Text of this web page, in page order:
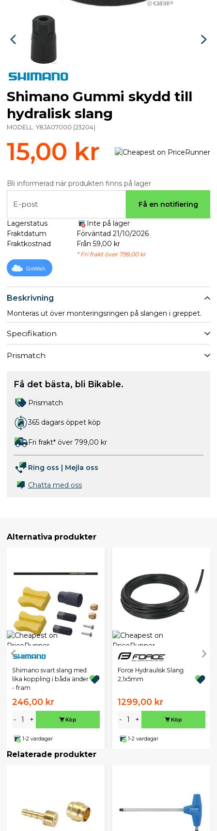
Beskrivning
Monteras ut över monteringsringen på slangen i greppet.
Specifikation
Prismatch
Shimano Gummi skydd till
hydralisk slang
MODELL: Y8JA07000 (23204)
15,00 kr
Bli informerad när produkten finns på lager
E-post Få en notifiering
Lagerstatus
Inte på lager
Fraktdatum
Förväntad 21/10/2026
Fraktkostnad
Från 59,00 kr
* Fri frakt över 799,00 kr
GoWish
Få det bästa, bli Bikable.
Prismatch
365 dagars öppet köp
Fri frakt* över 799,00 kr
Ring oss | Mejla oss
Chatta med oss
Alternativa produkter
Shimano svart slang med
lika koppling i båda änder
- fram
246,00 kr
- + Köp
1-2 vardagar
Force Hydraulisk Slang
2,1x5mm
1299,00 kr
- + Köp
1-2 vardagar
Relaterade produkter